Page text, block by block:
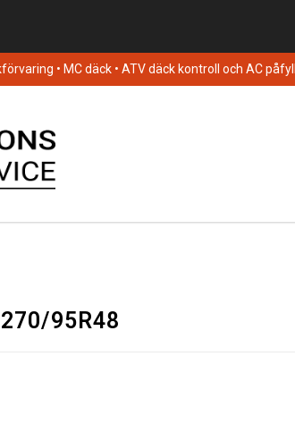
• MC däck • ATV däck kontroll och AC
270/95R48